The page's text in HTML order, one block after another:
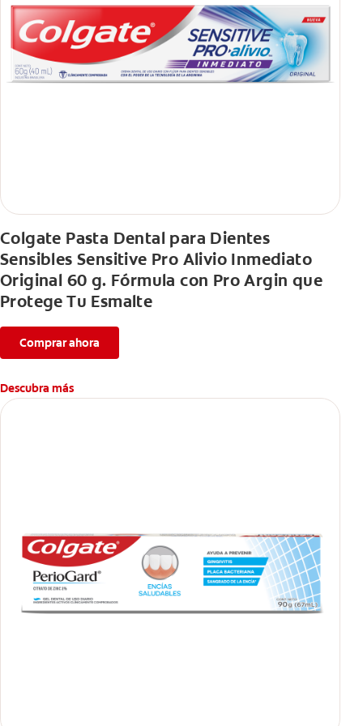
Colgate Pasta Dental para Dientes
Sensibles Sensitive Pro Alivio Inmediato
Original 60 g. Fórmula con Pro Argin que
Protege Tu Esmalte
Comprar ahora
Descubra más